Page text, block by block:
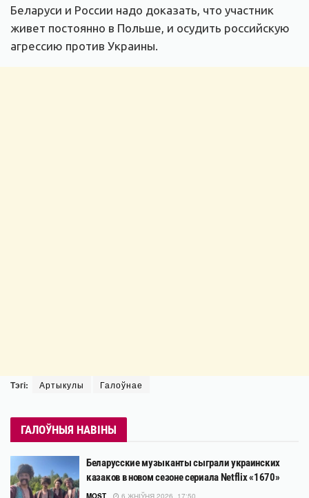
Беларуси и России надо доказать, что участник
живет постоянно в Польше, и осудить российскую
агрессию против Украины.
Тэгі: Артыкулы Галоўнае
ГАЛОЎНЫЯ НАВІНЫ
Беларусские музыканты сыграли украинских
казаков в новом сезоне сериала Netflix «1670»
MOST 6 ЖНІЎНЯ 2026, 17:50